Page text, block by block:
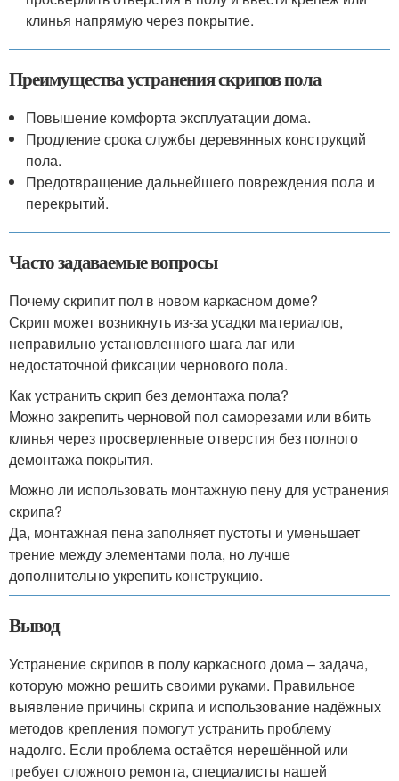
клинья напрямую через покрытие.
Преимущества устранения скрипов пола
Повышение комфорта эксплуатации дома.
Продление срока службы деревянных конструкций
пола.
Предотвращение дальнейшего повреждения пола и
перекрытий.
Часто задаваемые вопросы
Почему скрипит пол в новом каркасном доме?
Скрип может возникнуть из-за усадки материалов,
неправильно установленного шага лаг или
недостаточной фиксации чернового пола.
Как устранить скрип без демонтажа пола?
Можно закрепить черновой пол саморезами или вбить
клинья через просверленные отверстия без полного
демонтажа покрытия.
Можно ли использовать монтажную пену для устранения
скрипа?
Да, монтажная пена заполняет пустоты и уменьшает
трение между элементами пола, но лучше
дополнительно укрепить конструкцию.
Вывод
Устранение скрипов в полу каркасного дома – задача,
которую можно решить своими руками. Правильное
выявление причины скрипа и использование надёжных
методов крепления помогут устранить проблему
надолго. Если проблема остаётся нерешённой или
требует сложного ремонта, специалисты нашей